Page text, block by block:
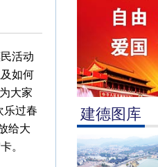
建德图库
活动
如何
大家
乐过春
给大
。